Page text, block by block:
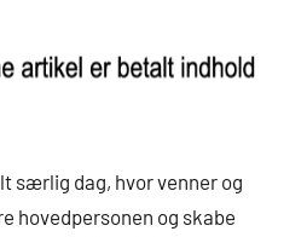
særlig dag, hvor venner og
hovedpersonen og skabe